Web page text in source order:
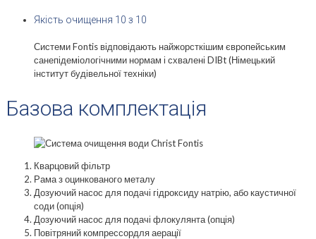
Якість очищення 10 з 10
Системи Fontis відповідають найжорсткішим європейським
санепідеміологічними нормам і схвалені DIBt (Німецький
інститут будівельної техніки)
Базова комплектація
Кварцовий фільтр
Рама з оцинкованого металу
Дозуючий насос для подачі гідроксиду натрію, або каустичної
соди (опція)
Дозуючий насос для подачі флокулянта (опція)
Повітряний компрессордля аерації